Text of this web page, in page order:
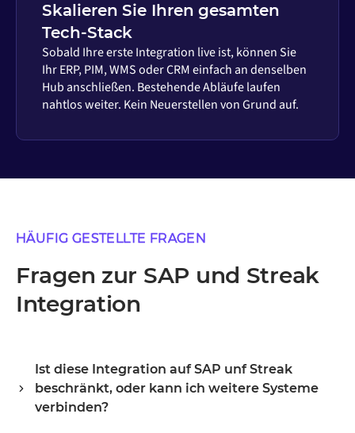
Skalieren Sie Ihren gesamten
Tech-Stack
Sobald Ihre erste Integration live ist, können Sie
Ihr ERP, PIM, WMS oder CRM einfach an denselben
Hub anschließen. Bestehende Abläufe laufen
nahtlos weiter. Kein Neuerstellen von Grund auf.
HÄUFIG GESTELLTE FRAGEN
Fragen zur SAP und Streak
Integration
Ist diese Integration auf SAP unf Streak
beschränkt, oder kann ich weitere Systeme
verbinden?